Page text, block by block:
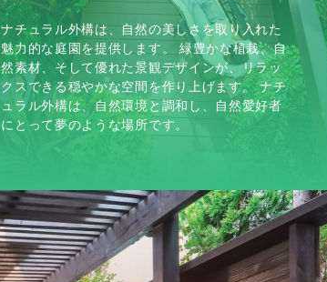
ナチュラル外構は、自然の美しさを取り入れた
魅力的な庭園を提供します。 緑豊かな植栽、自
然素材、そして優れた景観デザインが、リラッ
クスできる穏やかな空間を作り上げます。 ナチ
ュラル外構は、自然環境と調和し、自然愛好者
にとって夢のような場所です。